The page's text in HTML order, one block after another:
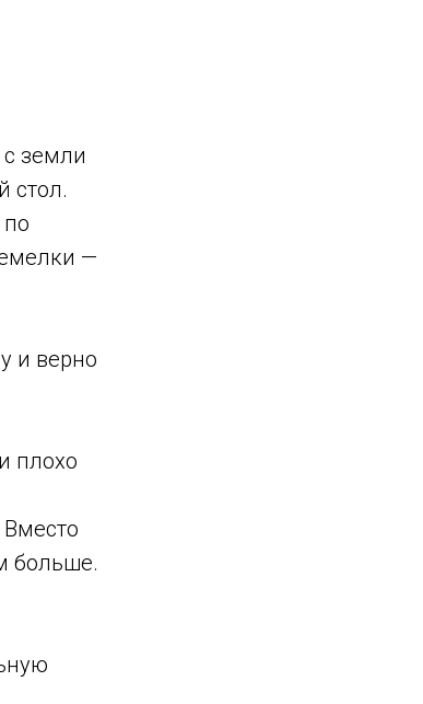
земли
стол.
—
и верно
плохо
Вместо
больше.